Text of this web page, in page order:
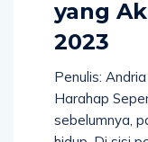
yang
2023
Penulis:
Harahap
sebelumnya,